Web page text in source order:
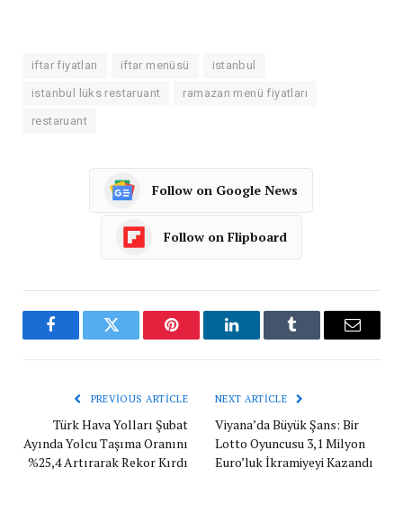
iftar fiyatları iftar menüsü istanbul
istanbul lüks restaruant ramazan menü fiyatları
restaruant
Follow on Google News
Follow on Flipboard
FacebookTwitter Pinterest LinkedInTumblr Email
PREVIOUS ARTICLE
Türk Hava Yolları Şubat
Ayında Yolcu Taşıma Oranını
%25,4 Artırarak Rekor Kırdı
NEXT ARTICLE
Viyana’da Büyük Şans: Bir
Lotto Oyuncusu 3,1 Milyon
Euro’luk İkramiyeyi Kazandı